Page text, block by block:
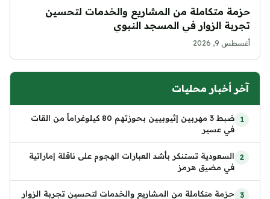
حزمة متكاملة من المشاريع والخدمات لتحسين
تجربة الزوار في المسجد النبوي
أغسطس 9, 2026
آخر أخبار محليات
ضبط 3 مهربين إثيوبيين بحوزتهم 80 كيلوغراماً من القات
في عسير
السعودية تستنكر بأشد العبارات الهجوم على ناقلة إماراتية
في مضيق هرمز
حزمة متكاملة من المشاريع والخدمات لتحسين تجربة الزوار